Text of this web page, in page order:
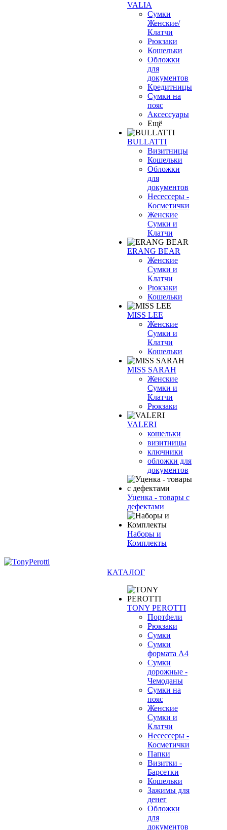
VALIA
Сумки
Женские/
Клатчи
Рюкзаки
Кошельки
Обложки
для
документов
Кредитницы
Сумки на
пояс
Аксессуары
Ещё
BULLATTI
Визитницы
Кошельки
Обложки
для
документов
Несессеры -
Косметички
Женские
Сумки и
Клатчи
ERANG BEAR
Женские
Сумки и
Клатчи
Рюкзаки
Кошельки
MISS LEE
Женские
Сумки и
Клатчи
Кошельки
MISS SARAH
Женские
Сумки и
Клатчи
Рюкзаки
VALERI
кошельки
визитницы
ключники
обложки для
документов
Уценка - товары с
дефектами
Наборы и
Комплекты
КАТАЛОГ
TONY PEROTTI
Портфели
Рюкзаки
Сумки
Сумки
формата А4
Сумки
дорожные -
Чемоданы
Сумки на
пояс
Женские
Сумки и
Клатчи
Несессеры -
Косметички
Папки
Визитки -
Барсетки
Кошельки
Зажимы для
денег
Обложки
для
документов